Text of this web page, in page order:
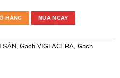
lượng
HÀNG MUA NGAY
SÀN, Gạch VIGLACERA, Gạch